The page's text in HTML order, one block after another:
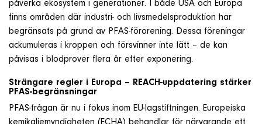
påverka ekosystem i generationer. I både USA och Europa
finns områden där industri- och livsmedelsproduktion har
begränsats på grund av PFAS-förorening. Dessa föreningar
ackumuleras i kroppen och försvinner inte lätt – de kan
påvisas i blodprover flera år efter exponering.
Strängare regler i Europa – REACH-uppdatering stärker
PFAS-begränsningar
PFAS-frågan är nu i fokus inom EU-lagstiftningen. Europeiska